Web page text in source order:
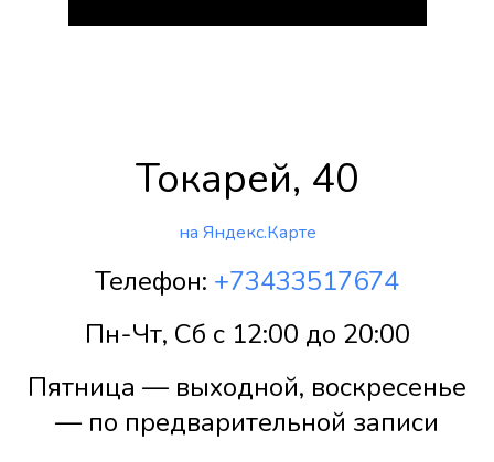
Токарей, 40
на Яндекс.Карте
Телефон: +73433517674
Пн-Чт, Сб с 12:00 до 20:00
Пятница — выходной, воскресенье
— по предварительной записи